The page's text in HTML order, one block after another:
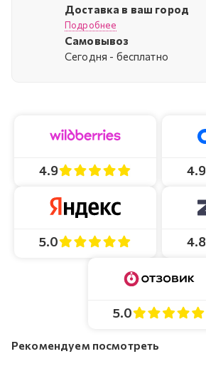
Доставка в ваш город
Подробнее
Самовывоз
Cегодня - бесплатно
4.9 4.9
5.0 4.8
5.0
Рекомендуем посмотреть